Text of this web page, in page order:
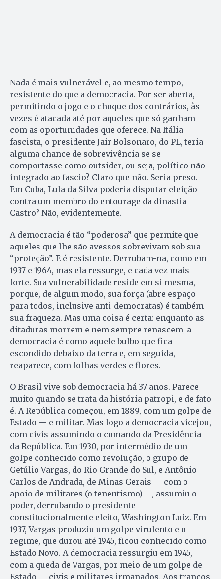
Nada é mais vulnerável e, ao mesmo tempo,
resistente do que a democracia. Por ser aberta,
permitindo o jogo e o choque dos contrários, às
vezes é atacada até por aqueles que só ganham
com as oportunidades que oferece. Na Itália
fascista, o presidente Jair Bolsonaro, do PL, teria
alguma chance de sobrevivência se se
comportasse como outsider, ou seja, político não
integrado ao fascio? Claro que não. Seria preso.
Em Cuba, Lula da Silva poderia disputar eleição
contra um membro do entourage da dinastia
Castro? Não, evidentemente.
A democracia é tão “poderosa” que permite que
aqueles que lhe são avessos sobrevivam sob sua
“proteção”. E é resistente. Derrubam-na, como em
1937 e 1964, mas ela ressurge, e cada vez mais
forte. Sua vulnerabilidade reside em si mesma,
porque, de algum modo, sua força (abre espaço
para todos, inclusive anti-democratas) é também
sua fraqueza. Mas uma coisa é certa: enquanto as
ditaduras morrem e nem sempre renascem, a
democracia é como aquele bulbo que fica
escondido debaixo da terra e, em seguida,
reaparece, com folhas verdes e flores.
O Brasil vive sob democracia há 37 anos. Parece
muito quando se trata da história patropi, e de fato
é. A República começou, em 1889, com um golpe de
Estado — e militar. Mas logo a democracia vicejou,
com civis assumindo o comando da Presidência
da República. Em 1930, por intermédio de um
golpe conhecido como revolução, o grupo de
Getúlio Vargas, do Rio Grande do Sul, e Antônio
Carlos de Andrada, de Minas Gerais — com o
apoio de militares (o tenentismo) —, assumiu o
poder, derrubando o presidente
constitucionalmente eleito, Washington Luiz. Em
1937, Vargas produziu um golpe virulento e o
regime, que durou até 1945, ficou conhecido como
Estado Novo. A democracia ressurgiu em 1945,
com a queda de Vargas, por meio de um golpe de
Estado — civis e militares irmanados. Aos trancos